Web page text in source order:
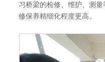
习桥梁的检修、维护、测
修保养精细化程度更高。